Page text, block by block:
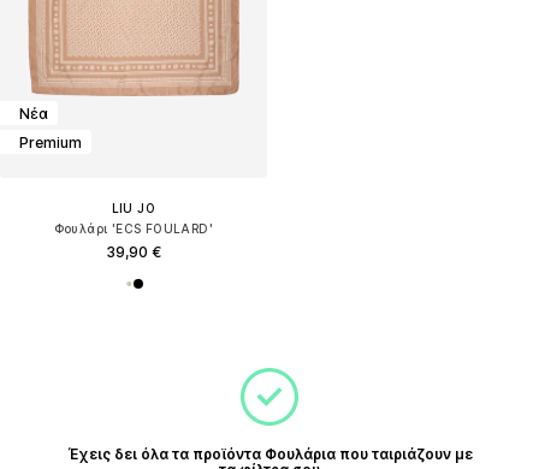
Νέα
Premium
LIU JO
Φουλάρι 'ECS FOULARD'
39,90 €
Έχεις δει όλα τα προϊόντα Φουλάρια που ταιριάζουν με